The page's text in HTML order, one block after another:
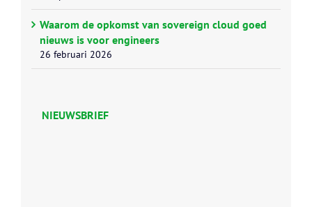
Waarom de opkomst van sovereign cloud goed
nieuws is voor engineers
26 februari 2026
NIEUWSBRIEF